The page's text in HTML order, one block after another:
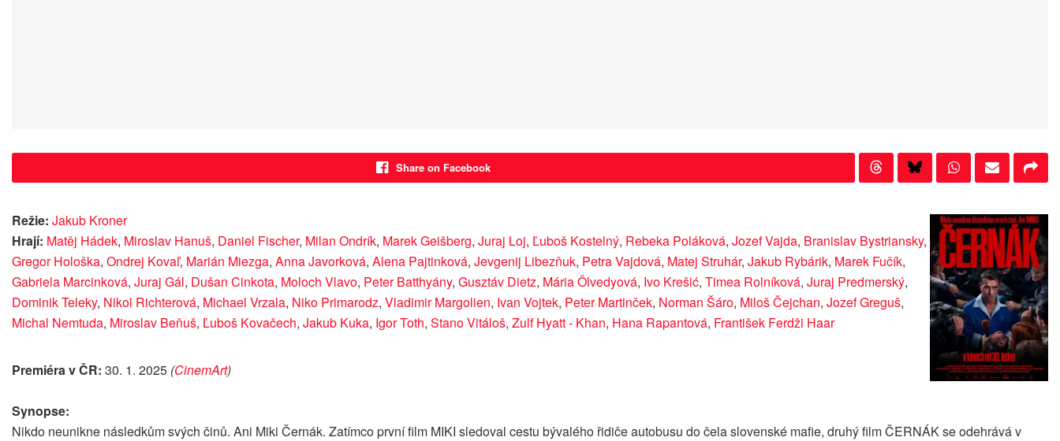
Share on Facebook
Režie: Jakub Kroner
Hrají: Matěj Hádek, Miroslav Hanuš, Daniel Fischer, Milan Ondrík, Marek Geišberg, Juraj Loj, Ľuboš Kostelný, Rebeka Poláková, Jozef Vajda, Branislav Bystriansky,
Gregor Hološka, Ondrej Kovaľ, Marián Miezga, Anna Javorková, Alena Pajtinková, Jevgenij Libezňuk, Petra Vajdová, Matej Struhár, Jakub Rybárik, Marek Fučík,
Gabriela Marcinková, Juraj Gál, Dušan Cinkota, Moloch Vlavo, Peter Batthyány, Gusztáv Dietz, Mária Ölvedyová, Ivo Krešić, Timea Rolníková, Juraj Predmerský,
Dominik Teleky, Nikol Richterová, Michael Vrzala, Niko Primarodz, Vladimir Margolien, Ivan Vojtek, Peter Martinček, Norman Šáro, Miloš Čejchan, Jozef Greguš,
Michal Nemtuda, Miroslav Beňuš, Ľuboš Kovačech, Jakub Kuka, Igor Toth, Stano Vitáloš, Zulf Hyatt - Khan, Hana Rapantová, František Ferdži Haar
Premiéra v ČR: 30. 1. 2025 (CinemArt)
Synopse:
Nikdo neunikne následkům svých činů. Ani Miki Černák. Zatímco první film MIKI sledoval cestu bývalého řidiče autobusu do čela slovenské mafie, druhý film ČERNÁK se odehrává v